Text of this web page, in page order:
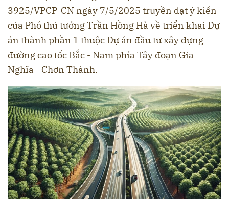
3925/VPCP-CN ngày 7/5/2025 truyền đạt ý kiến
của Phó thủ tướng Trần Hồng Hà về triển khai Dự
án thành phần 1 thuộc Dự án đầu tư xây dựng
đường cao tốc Bắc - Nam phía Tây đoạn Gia
Nghĩa - Chơn Thành.